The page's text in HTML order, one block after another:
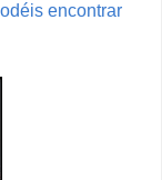
encontrar